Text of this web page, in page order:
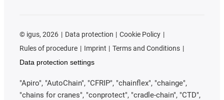
© igus, 2026 Data protection
Cookie Policy
Rules of procedure
Imprint
Terms and Conditions
Data protection settings
"Apiro", "AutoChain", "CFRIP", "chainflex", "chainge",
"chains for cranes", "conprotect", "cradle-chain", "CTD",